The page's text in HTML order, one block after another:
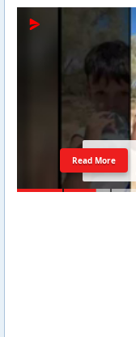
Read More